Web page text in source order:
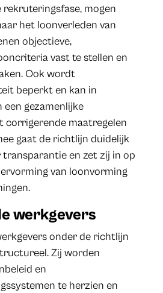
mogen
het loonverleden van
objectieve,
vast te stellen en
Ook wordt
beperkt en kan in
een gezamenlijke
corrigerende maatregelen
gaat de richtlijn duidelijk
en zet zij in op
van loonvorming
werkgevers
onder de richtlijn
Zij worden
en
te herzien en